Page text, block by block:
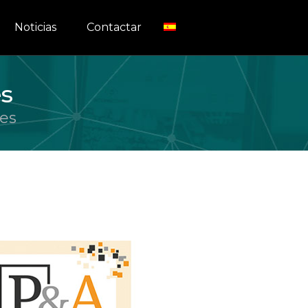
Noticias Contactar